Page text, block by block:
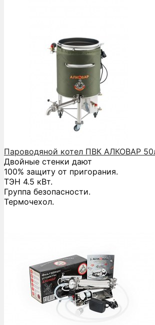
Пароводяной котел ПВК АЛКОВАР
Двойные стенки дают
100% защиту от пригорания.
ТЭН 4.5 кВт.
Группа безопасности.
Термочехол.